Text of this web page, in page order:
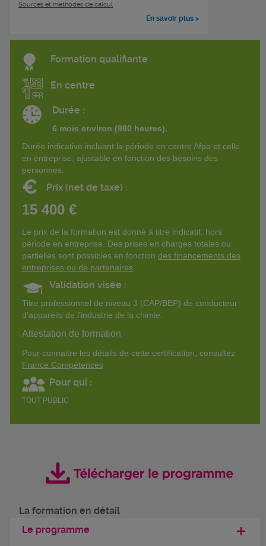
Sources et méthodes de calcul
En savoir plus >
Formation qualifiante
En centre
Durée :
6 mois environ (980 heures).
Durée indicative incluant la période en centre Afpa et celle
en entreprise, ajustable en fonction des besoins des
personnes.
€ Prix (net de taxe) :
15 400 €
Le prix de la formation est donné à titre indicatif, hors
période en entreprise. Des prises en charges totales ou
partielles sont possibles en fonction des financements des
entreprises ou de partenaires
Validation visée :
Titre professionnel de niveau 3 (CAP/BEP) de conducteur
d'appareils de l'industrie de la chimie.
Attestation de formation
Pour connaitre les détails de cette certification, consultez
France Compétences
Pour qui :
TOUT PUBLIC
La formation en détail
Le programme